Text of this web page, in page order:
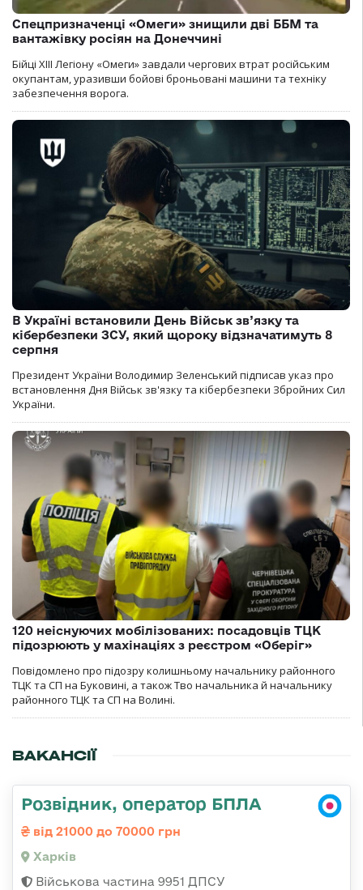
Спецпризначенці «Омеги» знищили дві ББМ та
вантажівку росіян на Донеччині
Бійці ХІІІ Легіону «Омеги» завдали чергових втрат російським
окупантам, уразивши бойові броньовані машини та техніку
забезпечення ворога.
В Україні встановили День Військ зв’язку та
кібербезпеки ЗСУ, який щороку відзначатимуть 8
серпня
Президент України Володимир Зеленський підписав указ про
встановлення Дня Військ зв'язку та кібербезпеки Збройних Сил
України.
120 неіснуючих мобілізованих: посадовців ТЦК
підозрюють у махінаціях з реєстром «Оберіг»
Повідомлено про підозру колишньому начальнику районного
ТЦК та СП на Буковині, а також Тво начальника й начальнику
районного ТЦК та СП на Волині.
ВАКАНСІЇ
Розвідник, оператор БПЛА
від 21000 до 70000 грн
Харків
Військова частина 9951 ДПСУ